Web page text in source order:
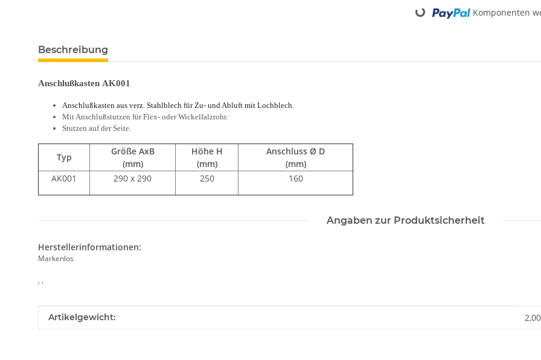
Loading... Komponenten
Beschreibung
Anschlußkasten AK001
Anschlußkasten aus verz. Stahlblech für Zu- und Abluft mit Lochblech.
Mit Anschlußstutzen für Flex- oder Wickelfalzrohr.
Stutzen auf der Seite.
Typ
Größe AxB
(mm)
Höhe H
(mm)
Anschluss Ø D
(mm)
AK001
290 x 290 250 160
Angaben zur Produktsicherheit
Herstellerinformationen:
Markenlos
, ,
Produkteigenschaft
Wert
Artikelgewicht: 2,00